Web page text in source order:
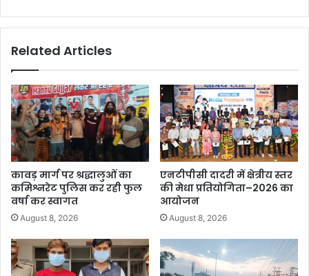
Related Articles
कावड़ मार्ग पर श्रद्धालुओं का
कमिश्नरेट पुलिस कर रही फुल
वर्षा कर स्वागत
August 8, 2026
एनटीपीसी दादरी में क्षेत्रीय स्तर
की मेधा प्रतियोगिता–2026 का
आयोजन
August 8, 2026